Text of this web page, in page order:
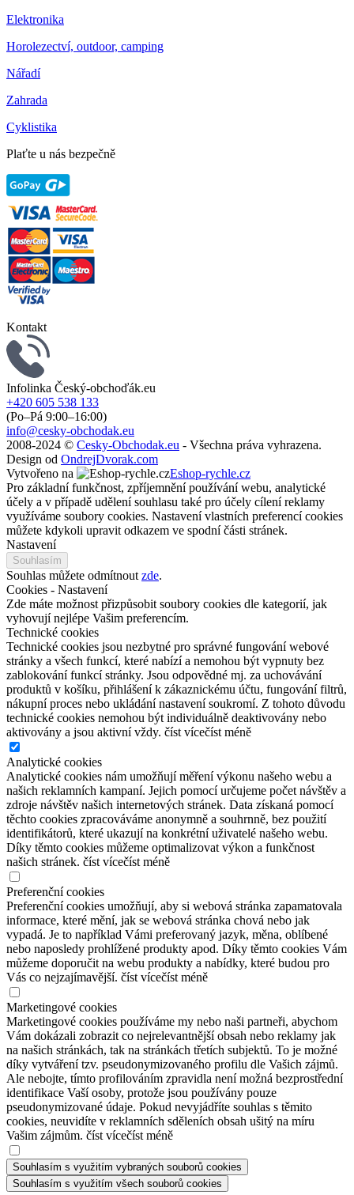
Elektronika
Horolezectví, outdoor, camping
Nářadí
Zahrada
Cyklistika
Plaťte u nás bezpečně
Kontakt
Infolinka Český-obchoďák.eu
+420 605 538 133
(Po–Pá 9:00–16:00)
info@cesky-obchodak.eu
2008-2024 © Cesky-Obchodak.eu - Všechna práva vyhrazena.
Design od OndrejDvorak.com
Vytvořeno na
Eshop-rychle.cz
Pro základní funkčnost, zpříjemnění používání webu, analytické
účely a v případě udělení souhlasu také pro účely cílení reklamy
využíváme soubory cookies. Nastavení vlastních preferencí cookies
můžete kdykoli upravit odkazem ve spodní části stránek.
Nastavení
Souhlasím
Souhlas můžete odmítnout zde.
Cookies - Nastavení
Zde máte možnost přizpůsobit soubory cookies dle kategorií, jak
vyhovují nejlépe Vašim preferencím.
Technické cookies
Technické cookies jsou nezbytné pro správné fungování webové
stránky a všech funkcí, které nabízí a nemohou být vypnuty bez
zablokování funkcí stránky. Jsou odpovědné mj. za uchovávání
produktů v košíku, přihlášení k zákaznickému účtu, fungování filtrů,
nákupní proces nebo ukládání nastavení soukromí. Z tohoto důvodu
technické cookies nemohou být individuálně deaktivovány nebo
aktivovány a jsou aktivní vždy. číst vícečíst méně
Analytické cookies
Analytické cookies nám umožňují měření výkonu našeho webu a
našich reklamních kampaní. Jejich pomocí určujeme počet návštěv a
zdroje návštěv našich internetových stránek. Data získaná pomocí
těchto cookies zpracováváme anonymně a souhrnně, bez použití
identifikátorů, které ukazují na konkrétní uživatelé našeho webu.
Díky těmto cookies můžeme optimalizovat výkon a funkčnost
našich stránek. číst vícečíst méně
Preferenční cookies
Preferenční cookies umožňují, aby si webová stránka zapamatovala
informace, které mění, jak se webová stránka chová nebo jak
vypadá. Je to například Vámi preferovaný jazyk, měna, oblíbené
nebo naposledy prohlížené produkty apod. Díky těmto cookies Vám
můžeme doporučit na webu produkty a nabídky, které budou pro
Vás co nejzajímavější. číst vícečíst méně
Marketingové cookies
Marketingové cookies používáme my nebo naši partneři, abychom
Vám dokázali zobrazit co nejrelevantnější obsah nebo reklamy jak
na našich stránkách, tak na stránkách třetích subjektů. To je možné
díky vytváření tzv. pseudonymizovaného profilu dle Vašich zájmů.
Ale nebojte, tímto profilováním zpravidla není možná bezprostřední
identifikace Vaší osoby, protože jsou používány pouze
pseudonymizované údaje. Pokud nevyjádříte souhlas s těmito
cookies, neuvidíte v reklamních sděleních obsah ušitý na míru
Vašim zájmům. číst vícečíst méně
Souhlasím s využitím vybraných souborů cookies
Souhlasím s využitím všech souborů cookies